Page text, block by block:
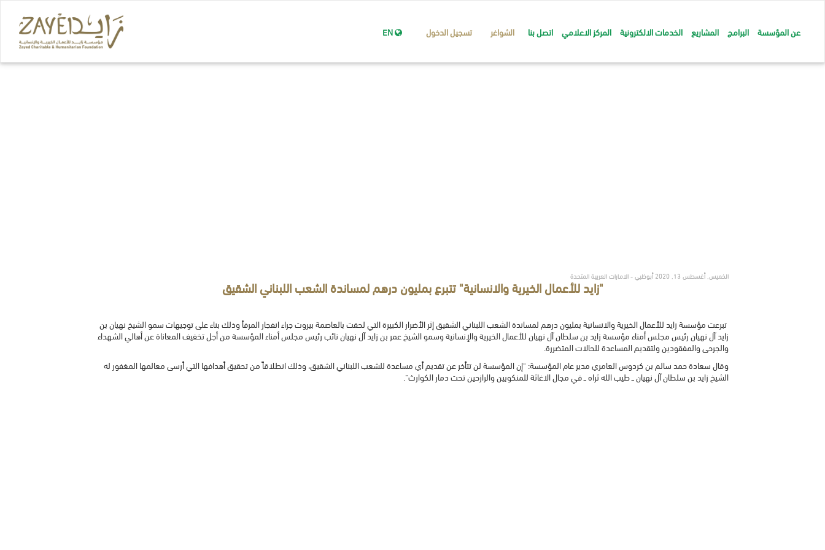
عن المؤسسة البرامج المشاريع الخدمات الالكترونية المركز الاعلامي اتصل بنا الشواغر تسجيل الدخول
الخميس, أغسطس 13, 2020 أبوظبي - الامارات العربية المتحدة "زايد للأعمال الخيرية والانسانية" تتبرع بمليون درهم لمساندة الشعب اللبناني الشقيق
تبرعت مؤسسة زايد للأعمال الخيرية والانسانية بمليون درهم لمساندة الشعب اللبناني الشقيق إثر الأضرار الكبيرة التي لحقت بالعاصمة بيروت جراء انفجار المرفأ وذلك بناء على توجيهات سمو الشيخ نهيان بن
زايد آل نهيان رئيس مجلس أمناء مؤسسة زايد بن سلطان آل نهيان للأعمال الخيرية والإنسانية وسمو الشيخ عمر بن زايد آل نهيان نائب رئيس مجلس أمناء المؤسسة من أجل تخفيف المعاناة عن أهالي الشهداء
والجرحى والمفقودين ولتقديم المساعدة للحالات المتضررة.
وقال سعادة حمد سالم بن كردوس العامري مدير عام المؤسسة: "إن المؤسسة لن تتأخر عن تقديم أي مساعدة للشعب اللبناني الشقيق، وذلك انطلاقاً من تحقيق أهدافها التي أرسى معالمها المغفور له
الشيخ زايد بن سلطان آل نهيان ــ طيب الله ثراه ــ في مجال الاغاثة للمنكوبين والرازحين تحت دمار الكوارث".